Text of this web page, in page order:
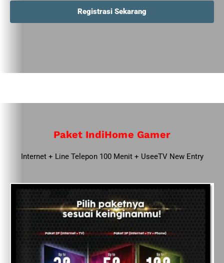
Registrasi Sekarang
Paket IndiHome Gamer
Internet + Line Telepon 100 Menit + UseeTV New Entry